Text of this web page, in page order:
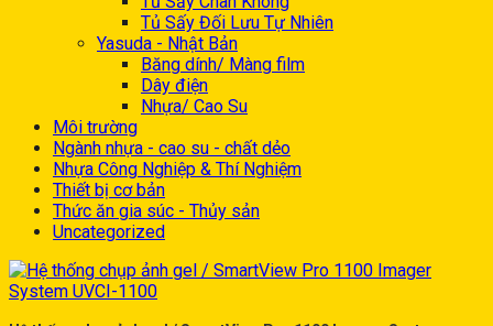
Tủ Sấy Đối Lưu Tự Nhiên
Yasuda - Nhật Bản
Băng dính/ Màng film
Dây điện
Nhựa/ Cao Su
Môi trường
Ngành nhựa - cao su - chất dẻo
Nhựa Công Nghiệp & Thí Nghiệm
Thiết bị cơ bản
Thức ăn gia súc - Thủy sản
Uncategorized